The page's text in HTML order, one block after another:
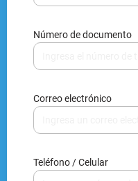
Número de documento
Correo electrónico
Teléfono / Celular